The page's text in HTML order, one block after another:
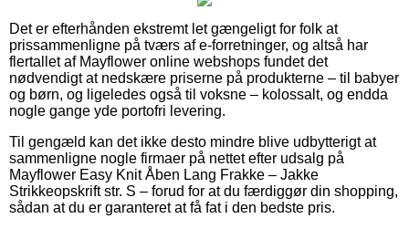
Det er efterhånden ekstremt let gængeligt for folk at
prissammenligne på tværs af e-forretninger, og altså har
flertallet af Mayflower online webshops fundet det
nødvendigt at nedskære priserne på produkterne – til babyer
og børn, og ligeledes også til voksne – kolossalt, og endda
nogle gange yde portofri levering.
Til gengæld kan det ikke desto mindre blive udbytterigt at
sammenligne nogle firmaer på nettet efter udsalg på
Mayflower Easy Knit Åben Lang Frakke – Jakke
Strikkeopskrift str. S – forud for at du færdiggør din shopping,
sådan at du er garanteret at få fat i den bedste pris.